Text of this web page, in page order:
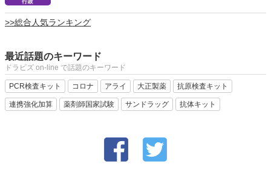
>>総合人気ランキング
最近話題のキーワード
ドラビズ on-line で話題のキーワード
PCR検査キット コロナ アライ 大正製薬 抗原検査キット
連携強化加算 薬剤師国家試験 サンドラッグ 抗体キット